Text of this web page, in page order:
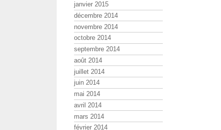
janvier 2015
décembre 2014
novembre 2014
octobre 2014
septembre 2014
août 2014
juillet 2014
juin 2014
mai 2014
avril 2014
mars 2014
février 2014